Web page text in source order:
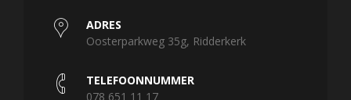
ADRES
Oosterparkweg 35g, Ridderkerk
TELEFOONNUMMER
078 651 11 17